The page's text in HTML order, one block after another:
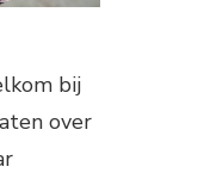
bij
over